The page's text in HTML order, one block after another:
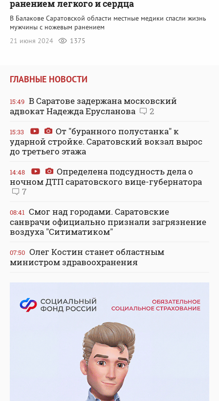
ранением легкого и сердца
В Балакове Саратовской области местные медики спасли жизнь
мужчины с ножевым ранением
21 июня 2024
1375
ГЛАВНЫЕ НОВОСТИ
15:49 В Саратове задержана московский
адвокат Надежда Ерусланова
2
15:33
От "буранного полустанка" к
ударной стройке. Саратовский вокзал вырос
до третьего этажа
14:48
Определена подсудность дела о
ночном ДТП саратовского вице-губернатора
7
08:41 Смог над городами. Саратовские
санврачи официально признали загрязнение
воздуха "Ситиматиком"
07:50 Олег Костин станет областным
министром здравоохранения